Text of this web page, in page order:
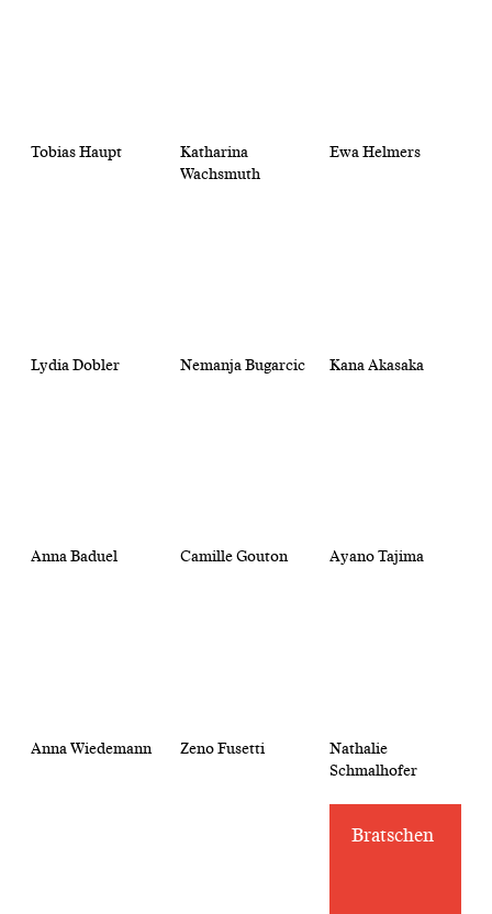
Tobias Haupt
Katharina
Wachsmuth
Ewa Helmers
Lydia Dobler Nemanja Bugarcic Kana Akasaka
Anna Baduel Camille Gouton Ayano Tajima
Anna Wiedemann Zeno Fusetti
Nathalie
Schmalhofer
Bratschen